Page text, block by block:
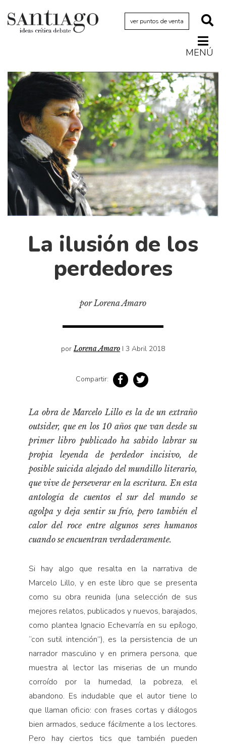
ver puntos de venta
MENÚ
Actualidad
Archivo Cenfoto-UDP
Arquetipos de situación
Artes visuales
Ciencia
Cine y televisión
Ciudad
Cómics
Críticas
Diccionario portátil de la literatura chilena
Historia material de los libros
Medioambiente
Narrativas visuales
Pensamiento
Pensamiento ilustrado
Personaje
Personajes secundarios
Relecturas
Sociedad
Vidas paralelas
La ilusión de los
perdedores
por Lorena Amaro
porLorena Amaro I 3 Abril 2018
Compartir:
La obra de Marcelo Lillo es la de un extraño
outsider, que en los 10 años que van desde su
primer libro publicado ha sabido labrar su
propia leyenda de perdedor incisivo, de
posible suicida alejado del mundillo literario,
que vive de perseverar en la escritura. En esta
antología de cuentos el sur del mundo se
agolpa y deja sentir su frío, pero también el
calor del roce entre algunos seres humanos
cuando se encuentran verdaderamente.
Si hay algo que resalta en la narrativa de
Marcelo Lillo, y en este libro que se presenta
como su obra reunida (una selección de sus
mejores relatos, publicados y nuevos, barajados,
como plantea Ignacio Echevarría en su epílogo,
“con sutil intención”), es la persistencia de un
narrador masculino y en primera persona, que
muestra al lector las miserias de un mundo
corroído por la humedad, la pobreza, el
abandono. Es indudable que el autor tiene lo
que llaman oficio: con frases cortas y diálogos
bien armados, seduce fácilmente a los lectores.
Pero hay ciertos tics que también pueden